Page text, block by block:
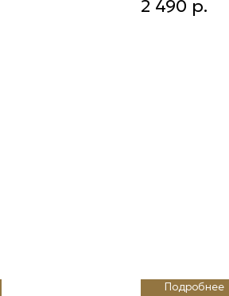
(розового,
2 490 р.
Подробнее